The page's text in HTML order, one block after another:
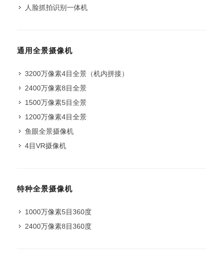
人脸抓拍识别一体机
通用全景摄像机
3200万像素4目全景（机内拼接）
2400万像素8目全景
1500万像素5目全景
1200万像素4目全景
鱼眼全景摄像机
4目VR摄像机
特种全景摄像机
1000万像素5目360度
2400万像素8目360度